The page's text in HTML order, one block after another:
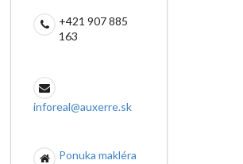
+421 907 885
163
inforeal@auxerre.sk
Ponuka makléra